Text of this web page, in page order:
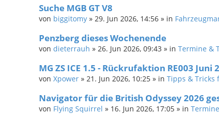
Suche MGB GT V8
von biggitomy » 29. Jun 2026, 14:56 » in
Penzberg dieses Wochenende
von dieterrauh » 26. Jun 2026, 09:43 » in Termine &
MG ZS ICE 1.5 - Rückrufaktion RE003 Juni
von Xpower » 21. Jun 2026, 10:25 » in Tipps & Tricks
Navigator für die British Odyssey 2026
von Flying Squirrel » 16. Jun 2026, 17:05 » in